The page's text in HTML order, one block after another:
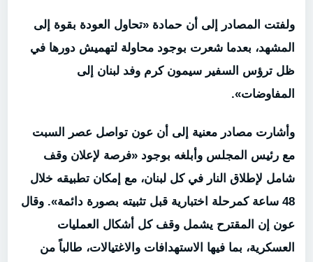
ولفتت المصادر إلى أن حمادة «تحاول العودة بقوة إلى
المشهد، بعدما شعرت بوجود محاولة لتهميش دورها في
ظل ترؤس السفير سيمون كرم وفد لبنان إلى
المفاوضات».
وأشارت مصادر معنية إلى أن عون تواصل عصر السبت
مع رئيس المجلس وأبلغه بوجود «فرصة لإعلان وقف
شامل لإطلاق النار في كل لبنان، مع إمكان تطبيقه خلال
48 ساعة كمرحلة اختبارية قبل تثبيته بصورة دائمة». وقال
عون إن المقترح يشمل وقف كل أشكال العمليات
العسكرية، بما فيها الاستهدافات والاغتيالات، طالباً من